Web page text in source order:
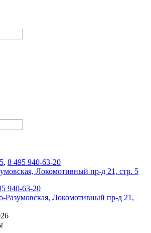
, 8 495 940-63-20
Локомотивный пр-д 21, стр. 5
940-63-20
Разумовская, Локомотивный пр-д 21,